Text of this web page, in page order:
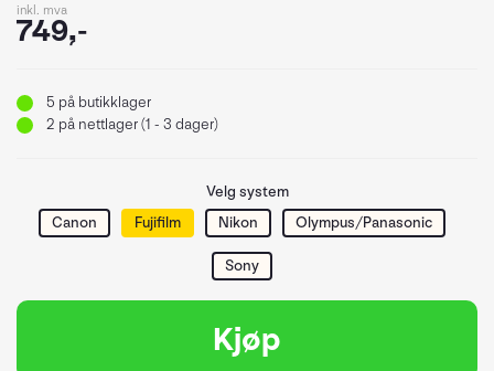
inkl. mva
749,-
5 på butikklager
2 på nettlager (1 - 3 dager)
Velg system
Canon
Fujifilm Nikon Olympus/Panasonic
Sony
Kjøp